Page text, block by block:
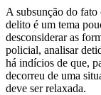
A subsunção do fato
delito é um tema
desconsiderar as
policial, analisar
há indícios de que,
decorreu de uma
deve ser relaxada.